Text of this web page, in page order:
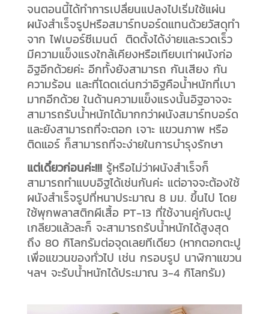
จนตอนนี้ได้ทำการเปลื่ยนแปลงไปเริ่มใช้แผ่น
ผนังสำเร็จรูปหรือสมาร์ทบอร์ดแทนด้วยวัสดุทำ
จาก ไฟเบอร์ซีเมนต์ ติดตั้งได้ง่ายและรวดเร็ว
มีความแข็งแรงใกล้เคียงหรือเทียบเท่าผนังก่อ
อิฐอีกด้วยค่ะ อีกทั้งยังสามารถ กันเสียง กัน
ความร้อน และที่โดดเด่นกว่าอิฐคือน้ำหนักที่เบา
มากอีกด้วย ในด้านความแข็งแรงนั้นอิฐอาจจะ
สามารถรับน้ำหนักได้มากกว่าผนังสมาร์ทบอร์ด
และยังสามารถที่จะตอก เจาะ แขวนภาพ หรือ
ติดแอร์ ก็สามารถที่จะง่ายในการบำรุงรักษา
แต่เดี๋ยวก่อนค่ะ!!!รู้หรือไม่ว่าผนังสำเร็จก็
สามารถทำแบบอิฐได้เช่นกันค่ะ แต่อาจจะต้องใช้
ผนังสำเร็จรูปที่หนาประมาณ 8 มม. ขึ้นไป โดย
ใช้พุกพลาสติกผีเสื้อ PT-13 ที่ใช้งานคู่กับตะปู
เกลียวแล้วละก็ จะสามารถรับน้ำหนักได้สูงสุด
ถึง 80 กิโลกรัมต่อจุดเลยทีเดียว (หากตอกตะปู
เพื่อแขวนของทั่วไป เช่น กรอบรูป นาฬิกาแขวน
ฯลฯ จะรับน้ำหนักได้ประมาณ 3-4 กิโลกรัม)